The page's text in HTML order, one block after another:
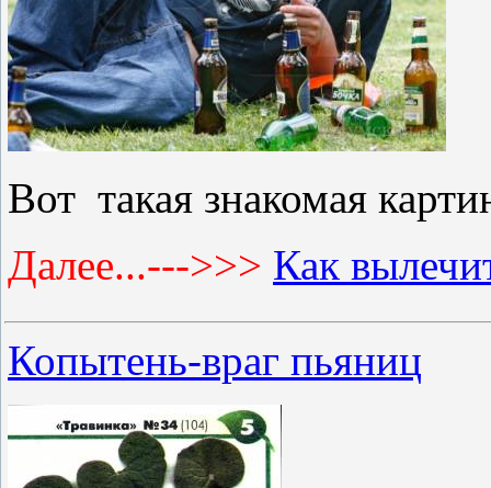
Вот такая знакомая
Далее...--->>> Как
Копытень-враг пьяниц